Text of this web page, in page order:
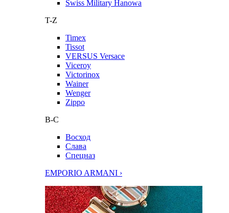
Swiss Military Hanowa
T-Z
Timex
Tissot
VERSUS Versace
Viceroy
Victorinox
Wainer
Wenger
Zippo
В-С
Восход
Слава
Спецназ
EMPORIO ARMANI ›